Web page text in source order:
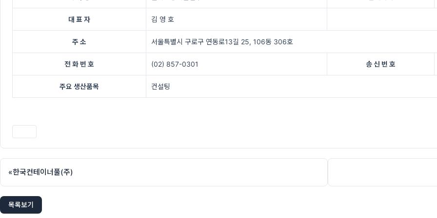
대 표 자 김 영 호
주 소 서울특별시 구로구 연동로13길 25, 106동 306호
전 화 번 호 (02) 857-0301 송 신 번 호
주요 생산품목 컨설팅
«한국컨테이너풀(주)
목록보기